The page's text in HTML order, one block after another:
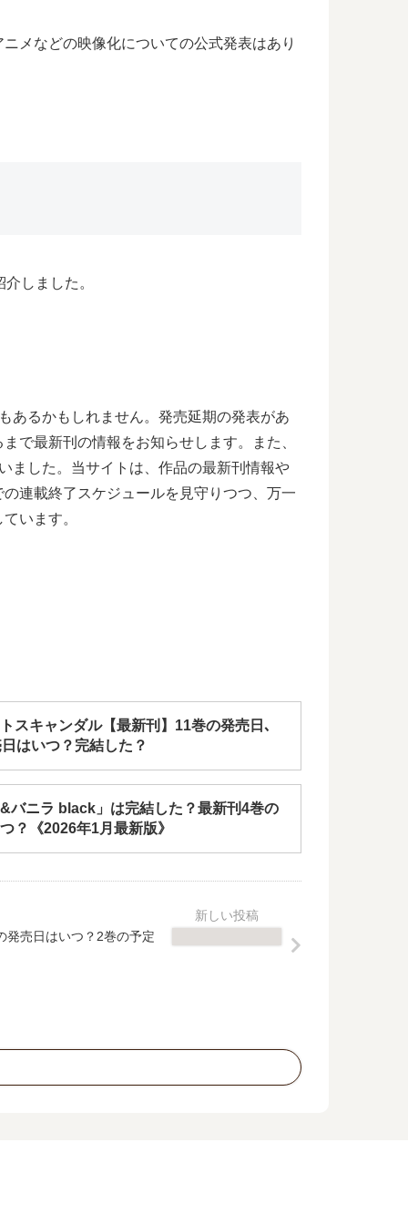
メなどの映像化についての公式発表はあり
しました。
あるかもしれません。発売延期の発表があ
で最新刊の情報をお知らせします。また、
ました。当サイトは、作品の最新刊情報や
連載終了スケジュールを見守りつつ、万一
います。
スキャンダル【最新刊】11巻の発売日､
はいつ？完結した？
バニラ black」は完結した？最新刊4巻の
？《2026年1月最新版》
発売日はいつ？2巻の予定